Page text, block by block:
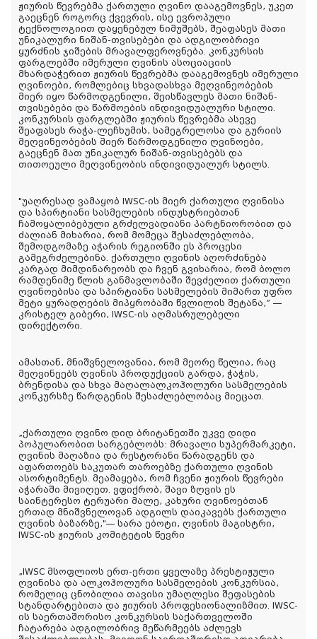
ჟიურის წევრებმა ქართული ღვინო დააგემოვნეს, უკეთ
გაეცნენ როგორც ქვევრის, ისე ევროპული
ტექნოლოგიით დაყენებულ ნიმუშებს, შეაფასეს მათი
უნიკალური ნიშან-თვისებები და ადგილობრივი
ყურძნის ჯიშების მრავალფეროვნება. კონკურსის
ფარგლებში იმერული ღვინის ასოციაციის
მხარდაჭერით ჟიურის წევრებმა დააგემოვნეს იმერული
ღვინოები, რომლებიც სხვადასხვა მეღვინეობების
მიერ იყო წარმოდგენილი, შეისწავლეს მათი ნიშან-
თვისებები და წარმოების ინდივიდუალური სტილი.
კონკურსის ფარგლებში ჟიურის წევრებმა ასევე
შეაფასეს რაჭა-ლეჩხუმის, სამეგრელოსა და გურიის
მეღვინეობების მიერ წარმოდგენილი ღვინოები,
გაეცნენ მათ უნიკალურ ნიშან-თვისებებს და
თითოეული მეღვინეობის ინდივიდუალურ სტილს.
"უაღრესად ვამაყობ IWSC-ის მიერ ქართული ღვინისა
და სპირტიანი სასმელების ინდუსტრიებთან
ჩამოყალიბებული გრძელვადიანი პარტნიორობით და
ძალიან მიხარია, რომ მომეცა შესაძლებლობა,
შემოდგომაზე აჭარის რეგიონში ეს პროცესი
გამეგრძელებინა. ქართული ღვინის აღორძინება
კარგად მიმდინარეობს და ჩვენ გვიხარია, რომ ბოლო
რამდენიმე წლის განმავლობაში შევძელით ქართული
ღვინოებისა და სპირტიანი სასმელების მიმართ უფრო
მეტი ყურადღების მიპყრობაში წვლილის შეტანა,” —
კრისტელ გიბერი, IWSC-ის აღმასრულებელი
დირექტორი.
ამასთან, მნიშვნელოვანია, რომ მეორე წელია, რაც
მეღვინეებს ღვინის პროდუქციის გარდა, ჭაჭის,
ბრენდისა და სხვა მაღალალკოჰოლური სასმელების
კონკურსზე წარდგენის შესაძლებლობაც მიეცათ.
„ქართული ღვინო დიდ ბრიტანეთში უკვე დიდი
პოპულარობით სარგებლობს: მრავალი სუპერმარკეტი,
ღვინის მაღაზია და რესტორანი წარადგენს და
აფართოებს საკუთარ თაროებზე ქართული ღვინის
ასორტიმენტს. მეამაყება, რომ ჩვენი ჟიურის წევრები
აჭარაში მივიღეთ. ვფიქრობ, შავი ზღვის ეს
საინტერესო ტერუარი მალე, კახური ღვინოებთან
ერთად მნიშვნელოვან ადგილს დაიკავებს ქართული
ღვინის ბაზარზე,"— სარა ებოტი, ღვინის მაგისტრი,
IWSC-ის ჟიურის კომიტეტის წევრი
„IWSC მსოფლიოს ერთ-ერთი ყველაზე პრესტიჟული
ღვინისა და ალკოჰოლური სასმელების კონკურსია,
რომელიც ცნობილია თავისი უმაღლესი შეფასების
სტანდარტებითა და ჟიურის პროფესიონალიზმით. IWSC-
ის საერთაშორისო კონკურსის საქართველოში
ჩატარება ადგილობრივ მეწარმეებს აძლევს